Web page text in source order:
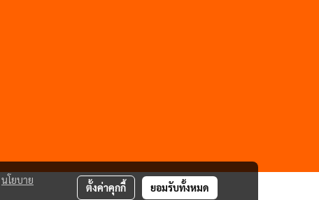
นโยบาย
ตั้งค่าคุกกี้ ยอมรับทั้งหมด